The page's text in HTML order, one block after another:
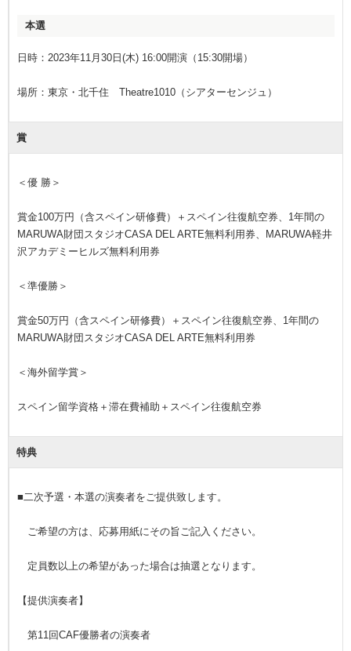
本選
日時：2023年11月30日(木) 16:00開演（15:30開場）
場所：東京・北千住 Theatre1010（シアターセンジュ）
賞
＜優 勝＞
賞金100万円（含スペイン研修費）＋スペイン往復航空券、1年間の
MARUWA財団スタジオCASA DEL ARTE無料利用券、MARUWA軽井
沢アカデミーヒルズ無料利用券
＜準優勝＞
賞金50万円（含スペイン研修費）＋スペイン往復航空券、1年間の
MARUWA財団スタジオCASA DEL ARTE無料利用券
＜海外留学賞＞
スペイン留学資格＋滞在費補助＋スペイン往復航空券
特典
■二次予選・本選の演奏者をご提供致します。
ご希望の方は、応募用紙にその旨ご記入ください。
定員数以上の希望があった場合は抽選となります。
【提供演奏者】
第11回CAF優勝者の演奏者